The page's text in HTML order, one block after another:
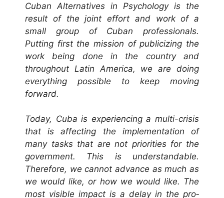
Cuban Alter­na­tives in Psy­chol­o­gy is the
result of the joint effort and work of a
small group of Cuban pro­fes­sion­als.
Putting first the mis­sion of pub­li­ciz­ing the
work being done in the coun­try and
through­out Latin Amer­i­ca, we are doing
every­thing pos­si­ble to keep mov­ing
forward.
Today, Cuba is expe­ri­enc­ing a mul­ti-cri­sis
that is affect­ing the imple­men­ta­tion of
many tasks that are not pri­or­i­ties for the
gov­ern­ment. This is under­stand­able.
There­fore, we can­not advance as much as
we would like, or how we would like. The
most vis­i­ble impact is a delay in the pro­